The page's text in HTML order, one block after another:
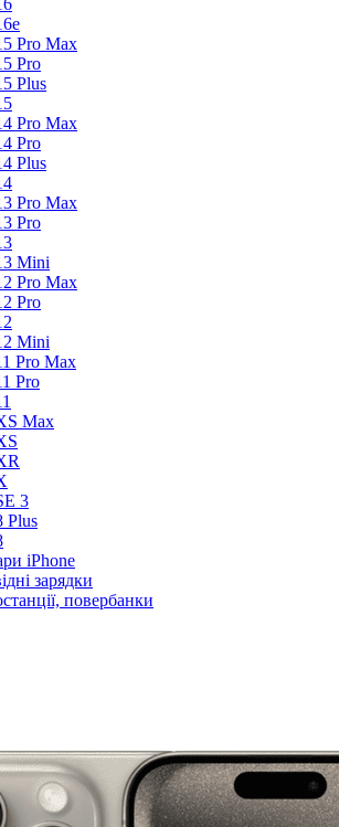
Pro Max
Pro
Plus
Pro Max
Pro
Plus
Pro Max
Pro
Mini
Pro Max
Pro
Mini
Pro Max
Pro
Max
3
Plus
iPhone
зарядки
повербанки